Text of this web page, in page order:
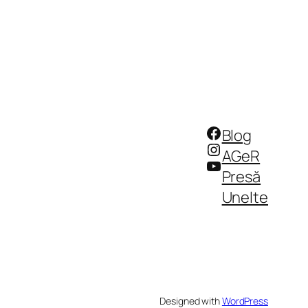
Facebook
Instagram
YouTube
Blog
AGeR
Presă
Unelte
Designed withWordPress